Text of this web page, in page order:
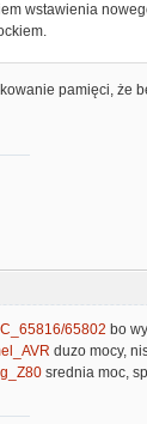
wstawienia
pamięci, że
65802 bo
duzo mocy,
srednia moc,